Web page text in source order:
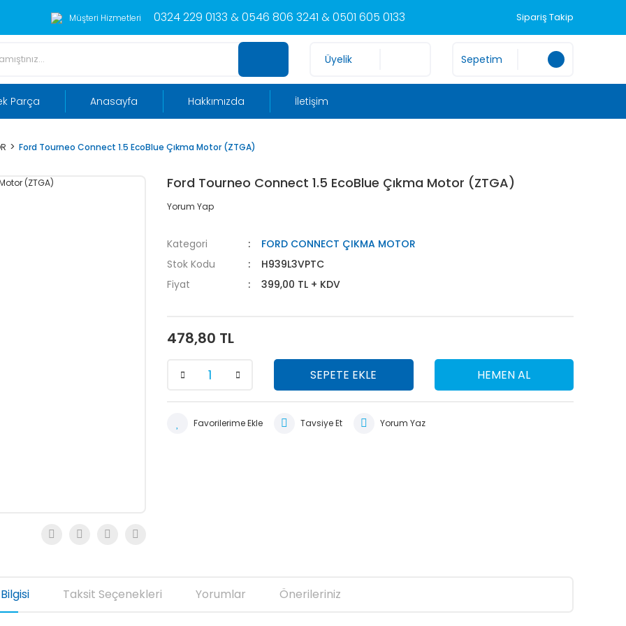
Müşteri Hizmetleri 0324 229 0133 & 0546 806 3241 & 0501 605 0133 Sipariş Takip
Üyelik Sepetim
Parça Anasayfa Hakkımızda İletişim
Ford Tourneo Connect 1.5 EcoBlue Çıkma Motor (ZTGA)
Ford Tourneo Connect 1.5 EcoBlue Çıkma Motor (ZTGA)
Yorum Yap
Kategori
FORD CONNECT ÇIKMA MOTOR
Stok Kodu
H939L3VPTC
Fiyat
399,00 TL + KDV
478,80 TL
SEPETE EKLE HEMEN AL
Tavsiye Et Yorum Yaz
Taksit Seçenekleri Yorumlar Önerileriniz